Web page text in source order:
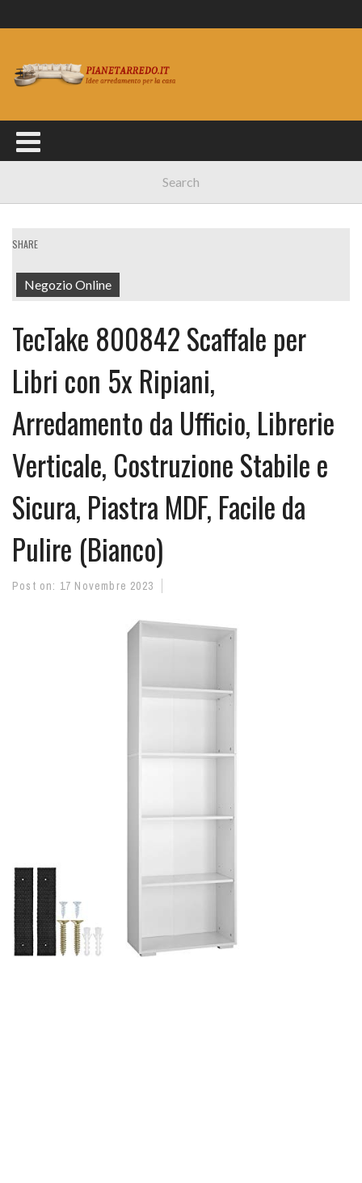
SHARE
Negozio Online
TecTake 800842 Scaffale per
Libri con 5x Ripiani,
Arredamento da Ufficio, Librerie
Verticale, Costruzione Stabile e
Sicura, Piastra MDF, Facile da
Pulire (Bianco)
Post on: 17 Novembre 2023